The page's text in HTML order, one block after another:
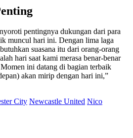
pentingnya dukungan dari para
muncul hari ini. Dengan lima laga
suasana itu dari orang-orang
hari saat kami merasa benar-benar
ini datang di bagian terbaik
akan mirip dengan hari ini,”
City Newcastle United Nico